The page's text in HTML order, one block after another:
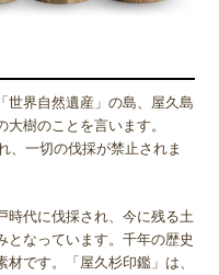
世界自然遺産」の島、屋久島
樹のことを言います。
、一切の伐採が禁止されま
時代に伐採され、今に残る土
となっています。千年の歴史
です。「屋久杉印鑑」は、